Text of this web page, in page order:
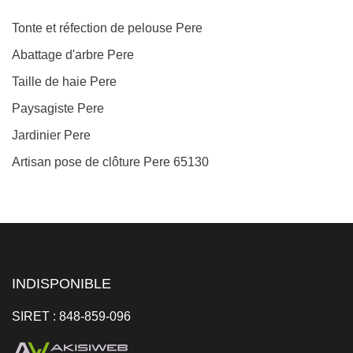
Tonte et réfection de pelouse Pere
Abattage d'arbre Pere
Taille de haie Pere
Paysagiste Pere
Jardinier Pere
Artisan pose de clôture Pere 65130
INDISPONIBLE
SIRET : 848-859-096